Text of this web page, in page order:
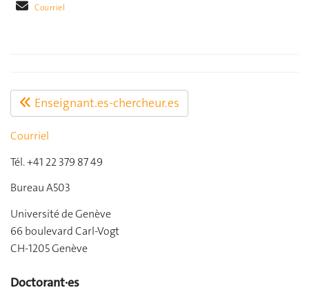
Courriel
Enseignant.es-chercheur.es
Courriel
Tél. +41 22 379 87 49
Bureau A503
Université de Genève
66 boulevard Carl-Vogt
CH-1205 Genève
Doctorant·es